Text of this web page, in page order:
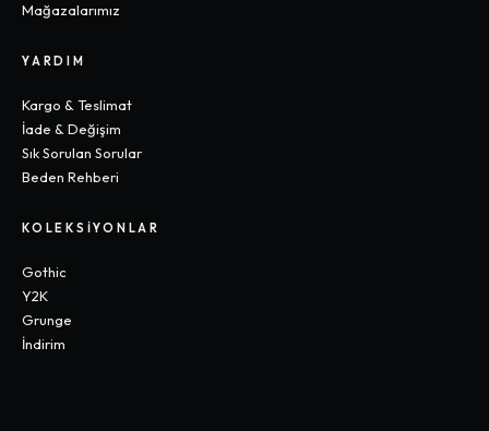
Mağazalarımız
YARDIM
Kargo & Teslimat
İade & Değişim
Sık Sorulan Sorular
Beden Rehberi
KOLEKSIYONLAR
Gothic
Y2K
Grunge
İndirim